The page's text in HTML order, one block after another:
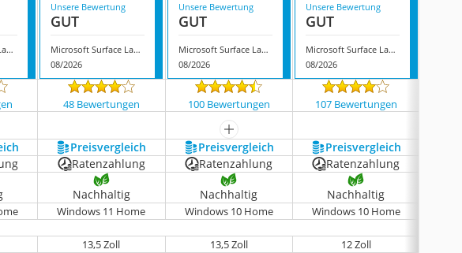
Microsoft Surface Laptop EP2-36982
Unsere Bewertung
GUT
Microsoft Surface Laptop 4
08/2026
Unsere Bewertung
GUT
Microsoft Surface Laptop 4 1951
08/2026
Unsere Bewertung
GUT
Microsoft Surface Laptop Go 1ZO-00005
08/2026
48 Bewertungen 100 Bewertungen 107 Bewertungen
mehr anzeigen
Preis­vergleich Preis­vergleich Preis­vergleich
Ratenzahlung Ratenzahlung Ratenzahlung
Nachhaltig Nachhaltig Nachhaltig
Windows 11 Home ‎Windows 10 Home Windows 10 Home
13,5 Zoll 13,5 Zoll
12 Zoll